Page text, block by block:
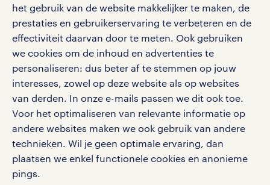
het gebruik van de website makkelijker te maken, de
prestaties en gebruikerservaring te verbeteren en de
effectiviteit daarvan door te meten. Ook gebruiken
we cookies om de inhoud en advertenties te
personaliseren: dus beter af te stemmen op jouw
interesses, zowel op deze website als op websites
van derden. In onze e-mails passen we dit ook toe.
Voor het optimaliseren van relevante informatie op
andere websites maken we ook gebruik van andere
technieken. Wil je geen optimale ervaring, dan
plaatsen we enkel functionele cookies en anonieme
pings.
social media
Volg ons voor de leukste content omtrent
vacatures, solliciteren en inspiratie.
werken bij randstad
gebruikersvoorwaarden
privacystatement
cookies